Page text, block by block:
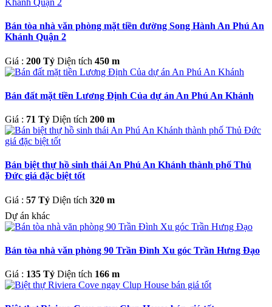
Bán tòa nhà văn phòng mặt tiền đường Song Hành An Phú An
Khánh Quận 2
Giá : 200 Tỷ Diện tích 450 m
Bán đất mặt tiền Lương Định Của dự án An Phú An Khánh
Giá : 71 Tỷ Diện tích 200 m
Bán biệt thự hồ sinh thái An Phú An Khánh thành phố Thủ
Đức giá đặc biệt tốt
Giá : 57 Tỷ Diện tích 320 m
Dự án khác
Bán tòa nhà văn phòng 90 Trần Đình Xu góc Trần Hưng Đạo
Giá : 135 Tỷ Diện tích 166 m